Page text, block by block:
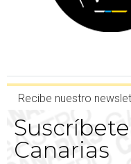
Recibe nuestro
Canarias